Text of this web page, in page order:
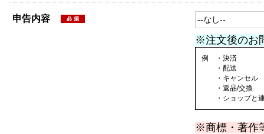
申告内容
※注文後のお
例 ・決済
・配送
・キャンセル
・返品/交換
・ショップと連
※商標・著作